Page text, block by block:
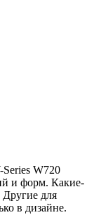
Series W720
и форм. Какие-
Другие для
в дизайне.